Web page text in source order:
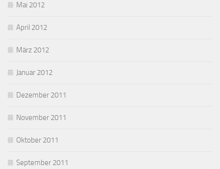
Mai 2012
April 2012
März 2012
Januar 2012
Dezember 2011
November 2011
Oktober 2011
September 2011